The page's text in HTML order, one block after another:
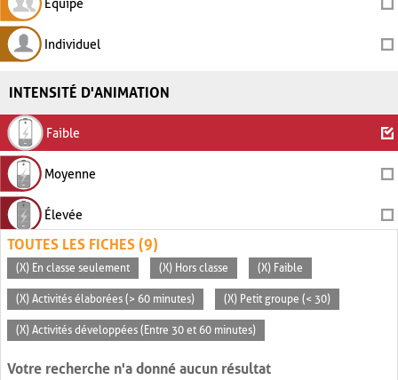
Équipe
Individuel
INTENSITÉ D'ANIMATION
Faible
Moyenne
Élevée
TOUTES LES FICHES (9)
(X) En classe seulement (X) Hors classe (X) Faible
(X) Activités élaborées (> 60 minutes) (X) Petit groupe (< 30)
(X) Activités développées (Entre 30 et 60 minutes)
Votre recherche n'a donné aucun résultat